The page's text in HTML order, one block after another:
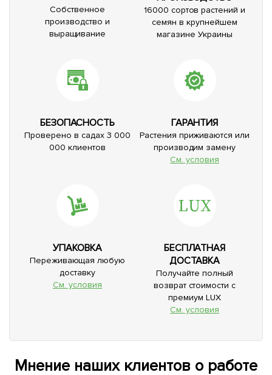
Собственное
производство и
выращивание
16000 сортов растений и
семян в крупнейшем
магазине Украины
БЕЗОПАСНОСТЬ
Проверено в садах 3 000
000 клиентов
ГАРАНТИЯ
Растения приживаются или
производим замену
См. условия
УПАКОВКА
Переживающая любую
доставку
См. условия
БЕСПЛАТНАЯ
ДОСТАВКА
Получайте полный
возврат стоимости с
премиум LUX
См. условия
Мнение наших клиентов о работе